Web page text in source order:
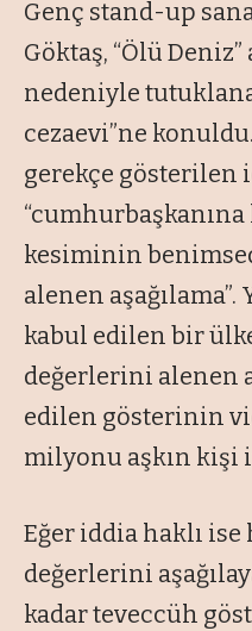
Genç stand-up
Göktaş, “Ölü
nedeniyle
cezaevi”ne
gerekçe gösterilen
kesiminin
alenen aşağılama”.
kabul edilen bir
değerlerini alenen
edilen gösterinin
milyonu aşkın kişi
Eğer iddia haklı
değerlerini
kadar teveccüh